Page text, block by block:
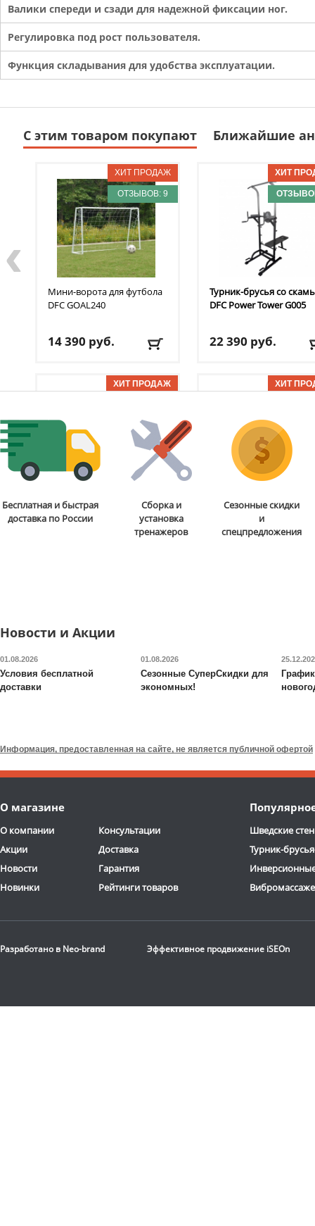
Валики спереди и сзади для надежной фиксации ног.
Регулировка под рост пользователя.
Функция складывания для удобства эксплуатации.
С этим товаром покупают Ближайшие
ОТЗЫВОВ: 9
Мини-ворота для футбола
DFCGOAL240
14 390 руб.
БЕСПЛАТНО,
2-3 дня
Турник-брусья со
DFCPower Tower G005
22 390 руб.
2-3 дня
Стойка для подтягиваний
и отжиманий DFC
Power
Бита для аэрохоккея 75
B-056-003
дня
Доставка:
ОТЗЫВОВ: 13
DFCING72G
‹
Бесплатная и быстрая
доставка по России
Сборка и
установка
тренажеров
Сезонные скидки
и
спецпредложения
Новости и Акции
01.08.2026
Условия бесплатной
доставки
01.08.2026
Сезонные СуперСкидки для
экономных!
Информация, предоставленная на сайте, не является публичной офертой
О магазине
О компании
Акции
Новости
Новинки
Консультации
Доставка
Гарантия
Рейтинги товаров
Шведские
Турник-
Разработано в Neo-brand Эффективное продвижение iSEOn